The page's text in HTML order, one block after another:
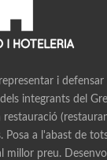
i
integrants del
restauració
a l'abast de
millor preu.